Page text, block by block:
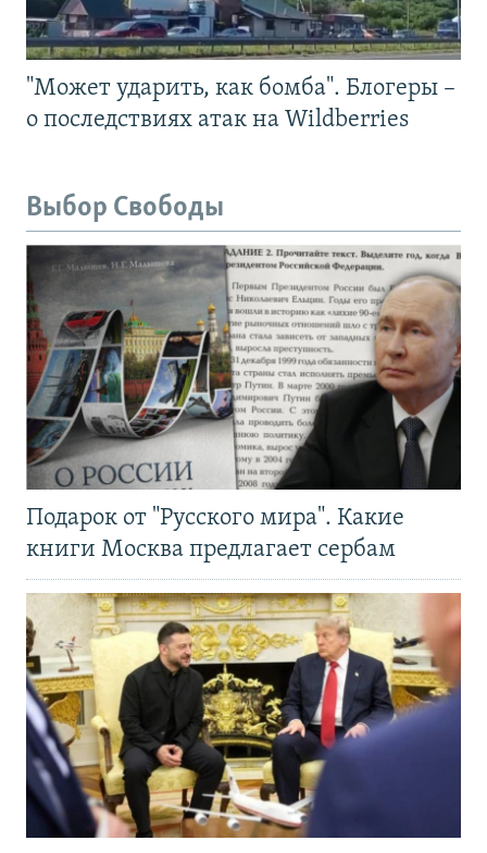
"Может ударить, как бомба". Блогеры –
о последствиях атак на Wildberries
Выбор Свободы
Подарок от "Русского мира". Какие
книги Москва предлагает сербам